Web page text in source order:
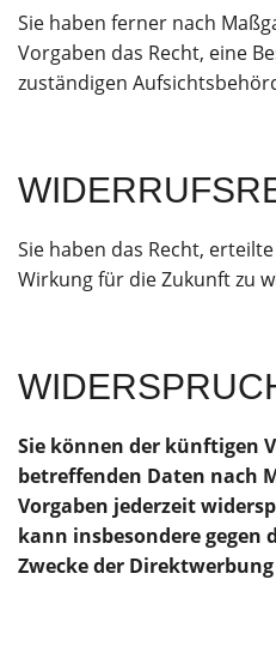
Sie haben ferner nach
Vorgaben das Recht, eine
zuständigen
Sie haben das Recht,
Wirkung für die Zukunft zu
Sie können der künftigen
betreffenden Daten nach
Vorgaben jederzeit
kann insbesondere gegen
Zwecke der